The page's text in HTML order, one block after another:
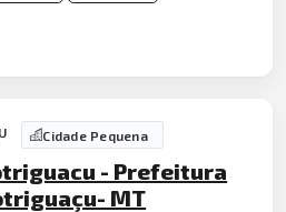
Cidade Pequena
- Prefeitura
MT